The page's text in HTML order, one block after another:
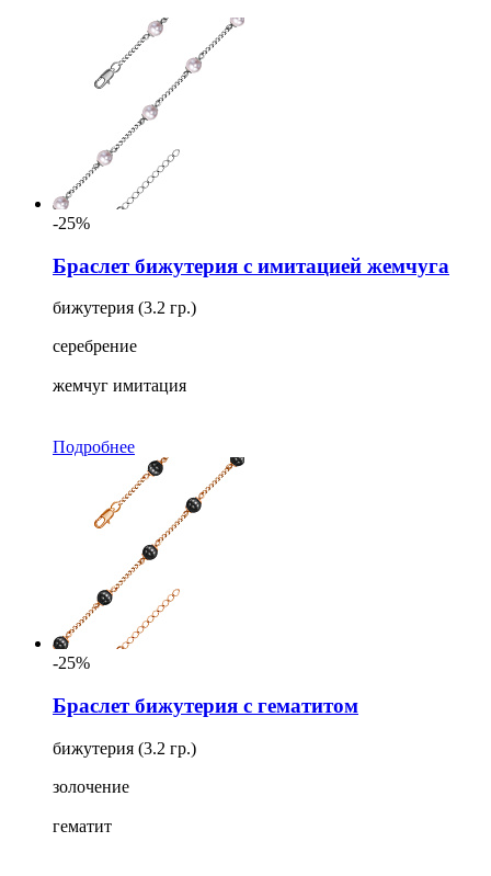
-25%
Браслет бижутерия с имитацией жемчуга
бижутерия (3.2 гр.)
серебрение
жемчуг имитация
Подробнее
-25%
Браслет бижутерия с гематитом
бижутерия (3.2 гр.)
золочение
гематит